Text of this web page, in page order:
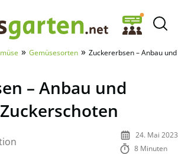
» Gemüsesorten » Zuckererbsen – Anbau und
– Anbau und
24. Mai 2023
8 Minuten